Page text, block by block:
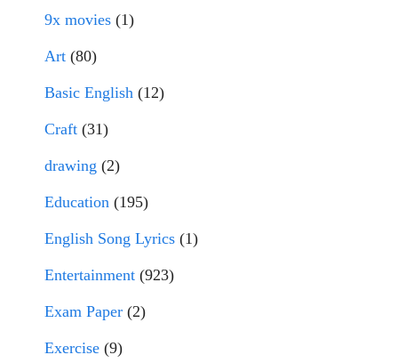
9x movies (1)
Art (80)
Basic English (12)
Craft (31)
drawing (2)
Education (195)
English Song Lyrics (1)
Entertainment (923)
Exam Paper (2)
Exercise (9)